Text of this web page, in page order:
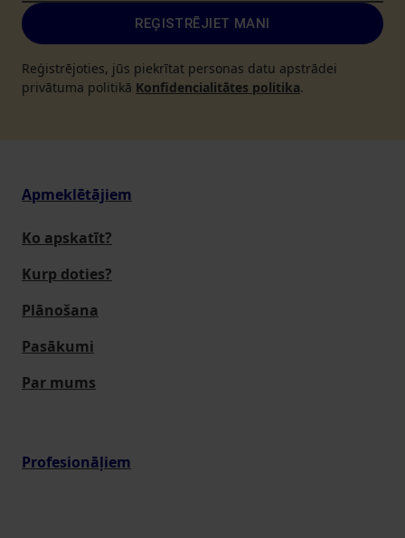
REĢISTRĒJIET MANI
Reģistrējoties, jūs piekrītat personas datu apstrādei
privātuma politikā Konfidencialitātes politika.
Apmeklētājiem
Ko apskatīt?
Kurp doties?
Plānošana
Pasākumi
Par mums
Profesionāļiem